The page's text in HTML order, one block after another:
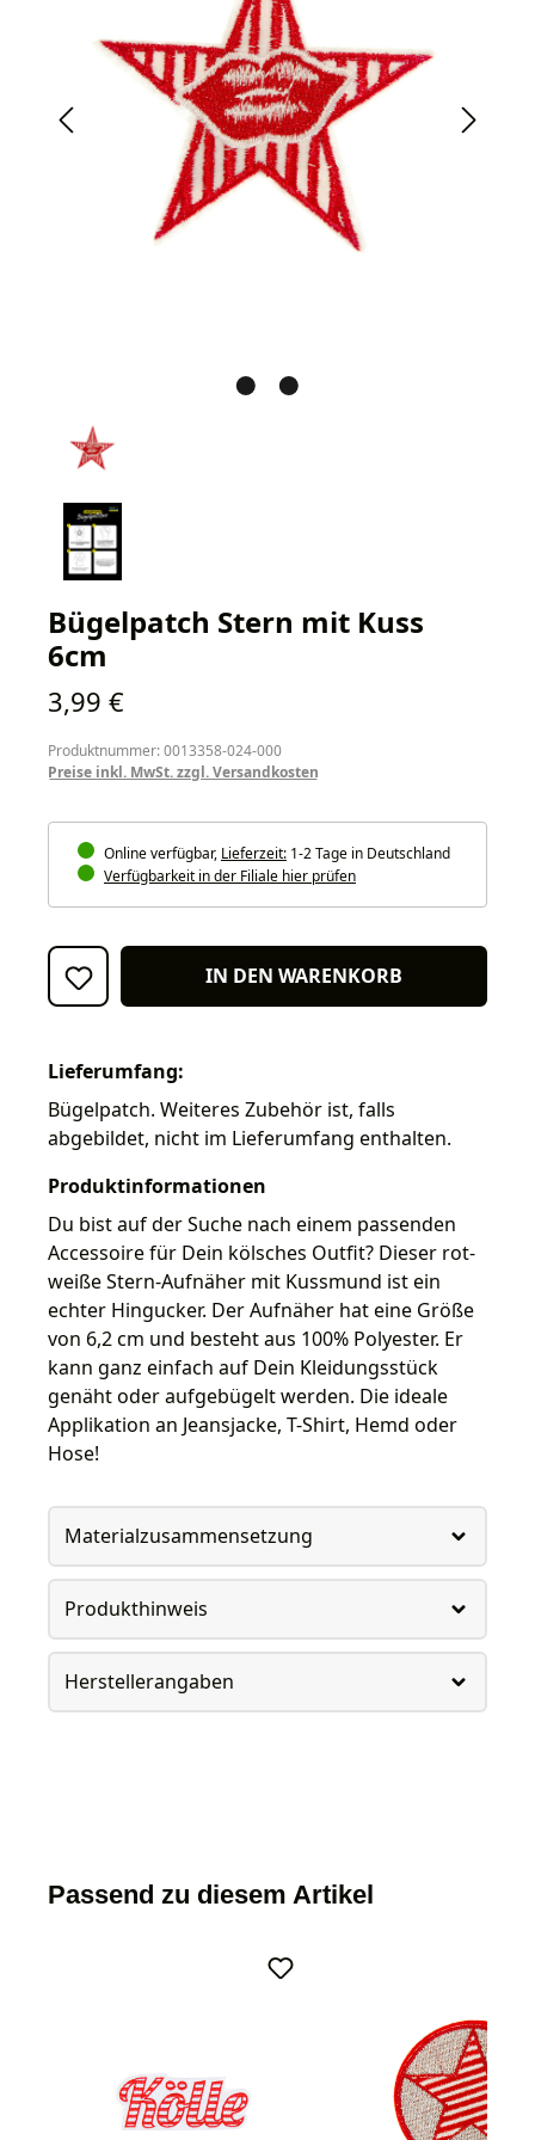
Bügelpatch Stern mit Kuss
6cm
Regulärer Preis:
3,99 €
Produktnummer: 0013358-024-000
Preise inkl. MwSt. zzgl. Versandkosten
Online verfügbar, Lieferzeit: 1-2 Tage in Deutschland
Verfügbarkeit in der Filiale hier prüfen
IN DEN WARENKORB
Lieferumfang:
Bügelpatch. Weiteres Zubehör ist, falls
abgebildet, nicht im Lieferumfang enthalten.
Produktinformationen
Du bist auf der Suche nach einem passenden
Accessoire für Dein kölsches Outfit? Dieser rot-
weiße Stern-Aufnäher mit Kussmund ist ein
echter Hingucker. Der Aufnäher hat eine Größe
von 6,2 cm und besteht aus 100% Polyester. Er
kann ganz einfach auf Dein Kleidungsstück
genäht oder aufgebügelt werden. Die ideale
Applikation an Jeansjacke, T-Shirt, Hemd oder
Hose!
Materialzusammensetzung
Produkthinweis
Herstellerangaben
Passend zu diesem Artikel